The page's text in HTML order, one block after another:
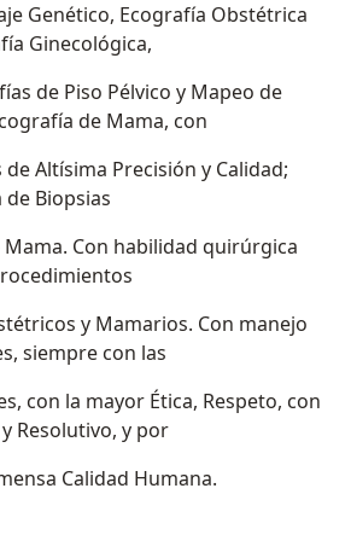
Genético, Ecografía Obstétrica
Ginecológica,
de Piso Pélvico y Mapeo de
de Mama, con
Altísima Precisión y Calidad;
de Biopsias
Mama. Con habilidad quirúrgica
y Mamarios. Con manejo
siempre con las
con la mayor Ética, Respeto, con
Resolutivo, y por
Calidad Humana.